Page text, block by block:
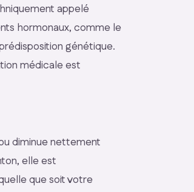
appelé
hormonaux, comme le
génétique.
médicale est
diminue nettement
elle est
que soit votre